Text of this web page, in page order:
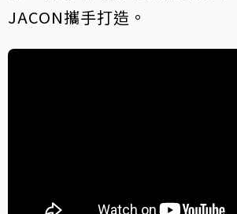
JACON攜手打造。